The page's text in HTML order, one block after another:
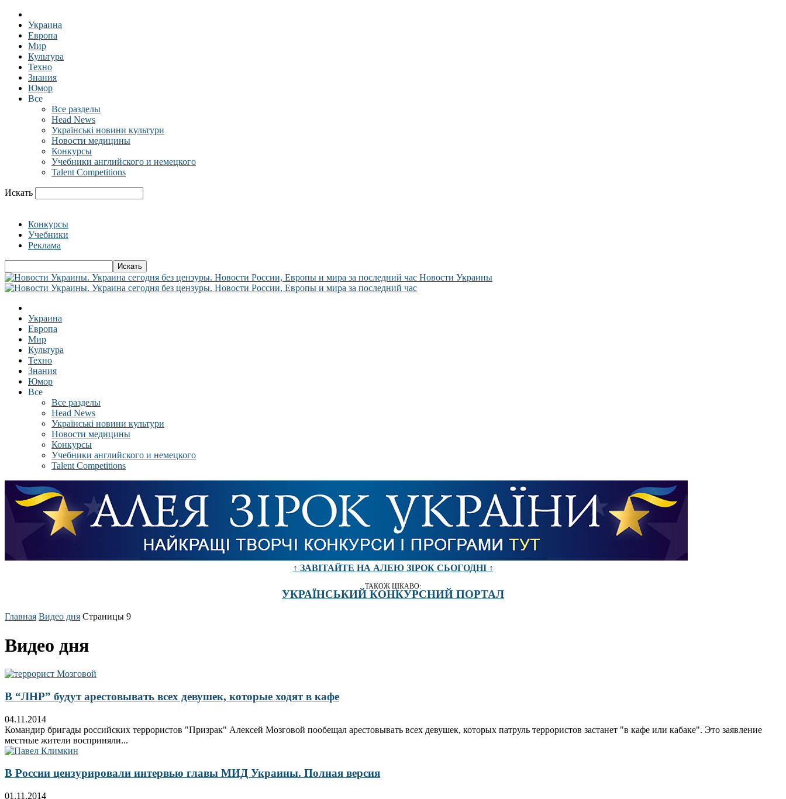
Украина
Европа
Мир
Культура
Техно
Знания
Юмор
Все
Все разделы
Head News
Українські новини культури
Новости медицины
Конкурсы
Учебники английского и немецкого
Talent Competitions
Искать
Конкурсы
Учебники
Реклама
Новости Украины
Украина
Европа
Мир
Культура
Техно
Знания
Юмор
Все
Все разделы
Head News
Українські новини культури
Новости медицины
Конкурсы
Учебники английского и немецкого
Talent Competitions
↑ ЗАВІТАЙТЕ НА АЛЕЮ ЗІРОК СЬОГОДНІ ↑
ТАКОЖ ЦІКАВО:
УКРАЇНСЬКИЙ КОНКУРСНИЙ ПОРТАЛ
Главная Видео дня Страницы 9
Видео дня
В “ЛНР” будут арестовывать всех девушек, которые ходят в кафе
04.11.2014
Командир бригады российских террористов "Призрак" Алексей Мозговой пообещал арестовывать всех девушек, которых патруль террористов застанет "в кафе или кабаке". Это заявление
местные жители восприняли...
В России цензурировали интервью главы МИД Украины. Полная версия
01.11.2014